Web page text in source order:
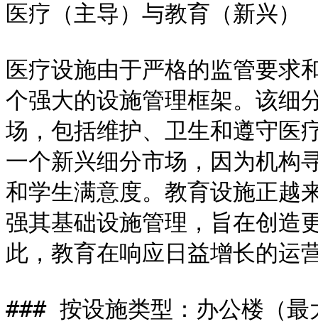
医疗（主导）与教育（新兴）
医疗设施由于严格的监管要求
个强大的设施管理框架。该细
场，包括维护、卫生和遵守医
一个新兴细分市场，因为机构
和学生满意度。教育设施正越
强其基础设施管理，旨在创造
此，教育在响应日益增长的运
### 按设施类型：办公楼（最